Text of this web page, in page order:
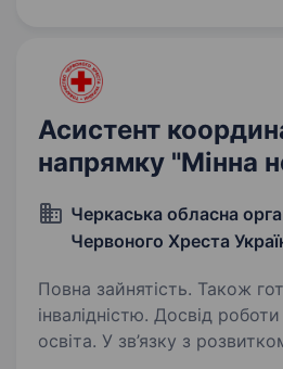
Хреста…
Асистент
напрямку "Мінна
Черкаська обласна
Червоного Хреста
Повна зайнятість. Також
інвалідністю. Досвід
освіта. У зв’язку з розвитком напрямку